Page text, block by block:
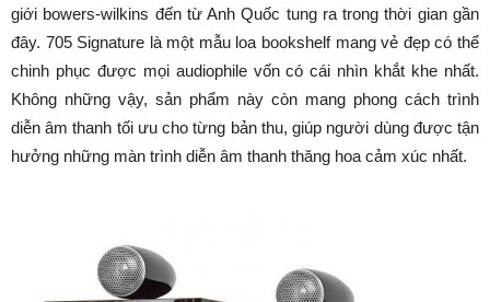
giới bowers-wilkins đến từ Anh Quốc tung ra trong thời gian gần
đây. 705 Signature là một mẫu loa bookshelf mang vẻ đẹp có thể
chinh phục được mọi audiophile vốn có cái nhìn khắt khe nhất.
Không những vậy, sản phẩm này còn mang phong cách trình
diễn âm thanh tối ưu cho từng bản thu, giúp người dùng được tận
hưởng những màn trình diễn âm thanh thăng hoa cảm xúc nhất.